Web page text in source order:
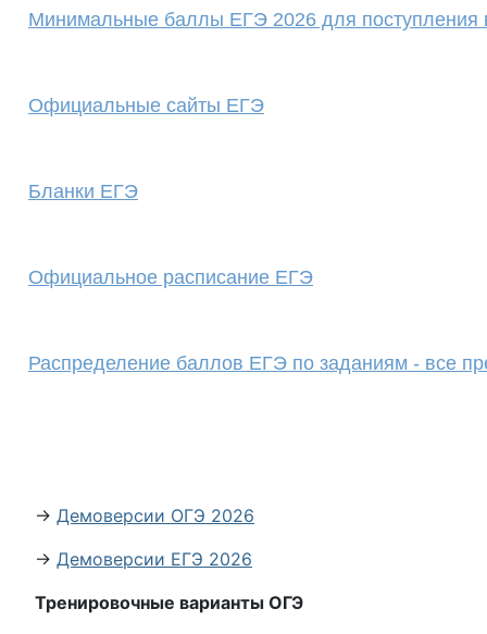
Минимальные баллы ЕГЭ 2026 для поступления
Официальные сайты ЕГЭ
Бланки ЕГЭ
Официальное расписание ЕГЭ
Распределение баллов ЕГЭ по заданиям - все
→ Демоверсии ОГЭ 2026
→ Демоверсии ЕГЭ 2026
Тренировочные варианты ОГЭ